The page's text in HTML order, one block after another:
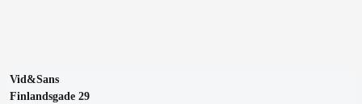
Vid&Sans
Finlandsgade 29